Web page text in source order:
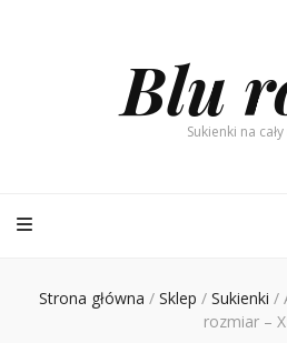
Blu
Sukienki na
Strona główna / Sklep / Sukienki /
rozmiar –